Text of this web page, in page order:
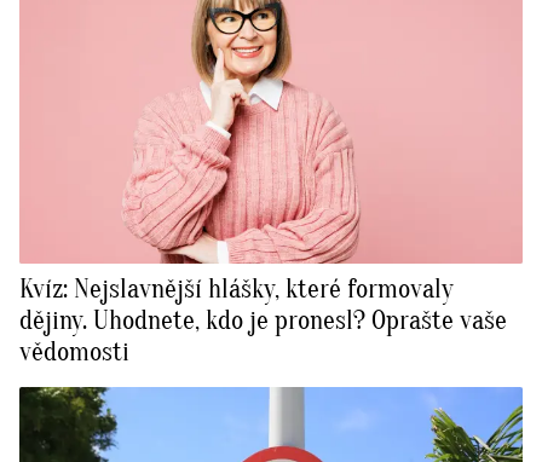
Kvíz: Nejslavnější hlášky, které formovaly
dějiny. Uhodnete, kdo je pronesl? Oprašte vaše
vědomosti